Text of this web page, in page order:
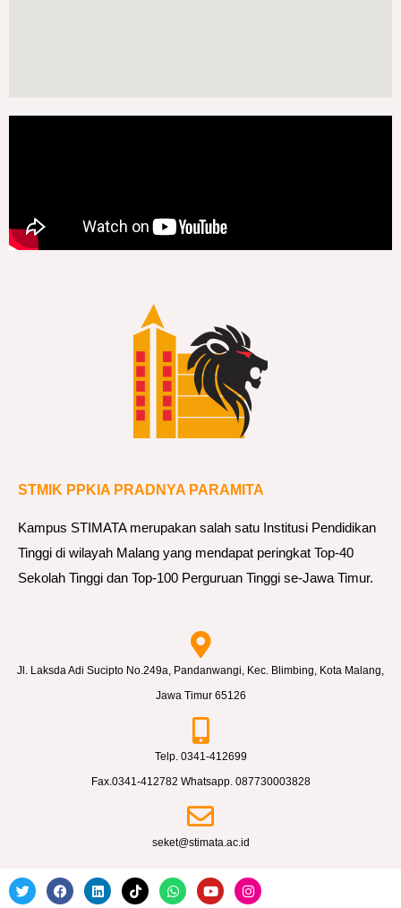
STMIK PPKIA PRADNYA PARAMITA
Kampus STIMATA merupakan salah satu Institusi Pendidikan
Tinggi di wilayah Malang yang mendapat peringkat Top-40
Sekolah Tinggi dan Top-100 Perguruan Tinggi se-Jawa Timur.
Jl. Laksda Adi Sucipto No.249a, Pandanwangi, Kec. Blimbing, Kota Malang,
Jawa Timur 65126
Telp. 0341-412699
Fax.0341-412782 Whatsapp. 087730003828
seket@stimata.ac.id